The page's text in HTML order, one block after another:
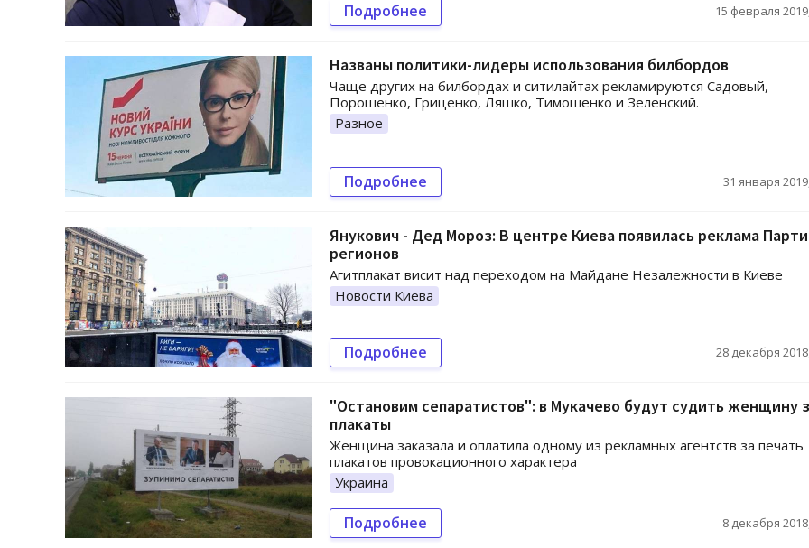
Подробнее 15 февраля
Названы политики-лидеры использования билбордов
Чаще других на билбордах и ситилайтах рекламируются Садовый,
Порошенко, Гриценко, Ляшко, Тимошенко и Зеленский.
Разное
Подробнее 31 января
Янукович - Дед Мороз: В центре Киева появилась реклама
регионов
Агитплакат висит над переходом на Майдане Незалежности в Киеве
Новости Киева
Подробнее 28 декабря
"Остановим сепаратистов": в Мукачево будут судить женщину
плакаты
Женщина заказала и оплатила одному из рекламных агентств за печать
плакатов провокационного характера
Украина
Подробнее 8 декабря